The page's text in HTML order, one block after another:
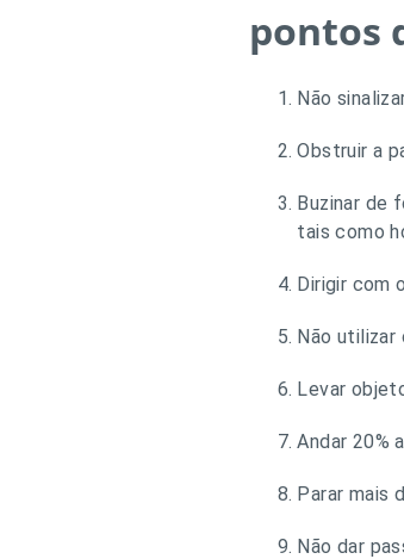
pontos
Não
Obstruir a
Buzinar de
tais como
Dirigir com
Não utilizar
Levar
Andar 20%
Parar mais
Não dar